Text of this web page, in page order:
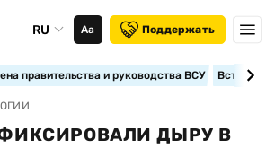
RU Аа Поддержать
правительства и руководства ВСУ
ДЫРУ В